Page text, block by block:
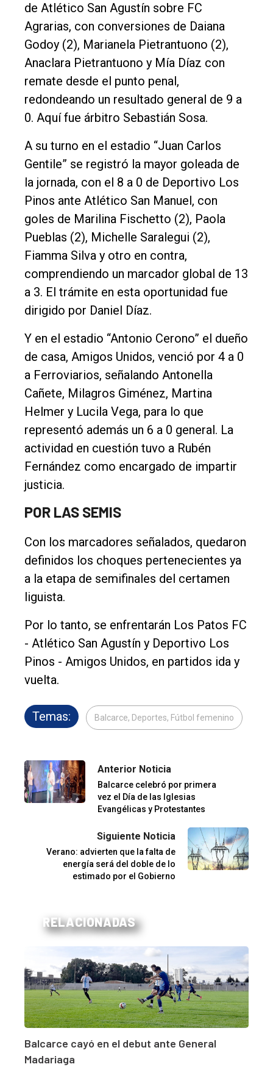
de Atlético San Agustín sobre FC
Agrarias, con conversiones de Daiana
Godoy (2), Marianela Pietrantuono (2),
Anaclara Pietrantuono y Mía Díaz con
remate desde el punto penal,
redondeando un resultado general de 9 a
0. Aquí fue árbitro Sebastián Sosa.
A su turno en el estadio “Juan Carlos
Gentile” se registró la mayor goleada de
la jornada, con el 8 a 0 de Deportivo Los
Pinos ante Atlético San Manuel, con
goles de Marilina Fischetto (2), Paola
Pueblas (2), Michelle Saralegui (2),
Fiamma Silva y otro en contra,
comprendiendo un marcador global de 13
a 3. El trámite en esta oportunidad fue
dirigido por Daniel Díaz.
Y en el estadio “Antonio Cerono” el dueño
de casa, Amigos Unidos, venció por 4 a 0
a Ferroviarios, señalando Antonella
Cañete, Milagros Giménez, Martina
Helmer y Lucila Vega, para lo que
representó además un 6 a 0 general. La
actividad en cuestión tuvo a Rubén
Fernández como encargado de impartir
justicia.
POR LAS SEMIS
Con los marcadores señalados, quedaron
definidos los choques pertenecientes ya
a la etapa de semifinales del certamen
liguista.
Por lo tanto, se enfrentarán Los Patos FC
- Atlético San Agustín y Deportivo Los
Pinos - Amigos Unidos, en partidos ida y
vuelta.
Temas: Balcarce, Deportes, Fútbol femenino
Anterior Noticia
Balcarce celebró por primera
vez el Día de las Iglesias
Evangélicas y Protestantes
Siguiente Noticia
Verano: advierten que la falta de
energía será del doble de lo
estimado por el Gobierno
RELACIONADAS
Balcarce cayó en el debut ante General
Madariaga